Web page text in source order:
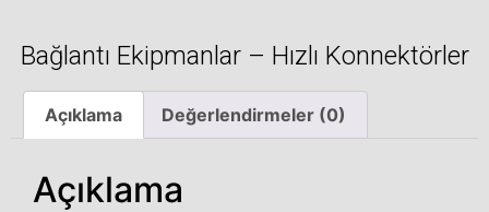
Bağlantı Ekipmanlar – Hızlı Konnektörler
Açıklama Değerlendirmeler (0)
Açıklama